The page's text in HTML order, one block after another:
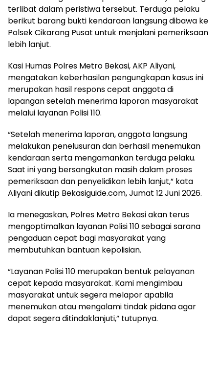
terlibat dalam peristiwa tersebut. Terduga pelaku
berikut barang bukti kendaraan langsung dibawa ke
Polsek Cikarang Pusat untuk menjalani pemeriksaan
lebih lanjut.
Kasi Humas Polres Metro Bekasi, AKP Aliyani,
mengatakan keberhasilan pengungkapan kasus ini
merupakan hasil respons cepat anggota di
lapangan setelah menerima laporan masyarakat
melalui layanan Polisi 110.
“Setelah menerima laporan, anggota langsung
melakukan penelusuran dan berhasil menemukan
kendaraan serta mengamankan terduga pelaku.
Saat ini yang bersangkutan masih dalam proses
pemeriksaan dan penyelidikan lebih lanjut,” kata
Aliyani dikutip Bekasiguide.com, Jumat 12 Juni 2026.
Ia menegaskan, Polres Metro Bekasi akan terus
mengoptimalkan layanan Polisi 110 sebagai sarana
pengaduan cepat bagi masyarakat yang
membutuhkan bantuan kepolisian.
“Layanan Polisi 110 merupakan bentuk pelayanan
cepat kepada masyarakat. Kami mengimbau
masyarakat untuk segera melapor apabila
menemukan atau mengalami tindak pidana agar
dapat segera ditindaklanjuti,” tutupnya.